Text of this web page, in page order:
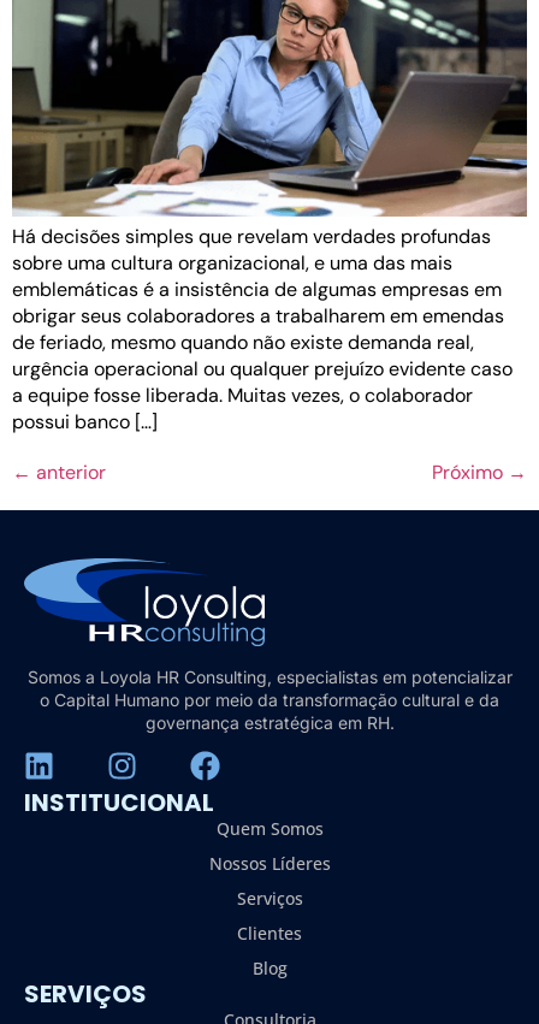
Há decisões simples que revelam verdades profundas
sobre uma cultura organizacional, e uma das mais
emblemáticas é a insistência de algumas empresas em
obrigar seus colaboradores a trabalharem em emendas
de feriado, mesmo quando não existe demanda real,
urgência operacional ou qualquer prejuízo evidente caso
a equipe fosse liberada. Muitas vezes, o colaborador
possui banco […]
← anterior Próximo →
Somos a Loyola HR Consulting, especialistas em potencializar
o Capital Humano por meio da transformação cultural e da
governança estratégica em RH.
INSTITUCIONAL
Quem Somos
Nossos Líderes
Serviços
Clientes
Blog
SERVIÇOS